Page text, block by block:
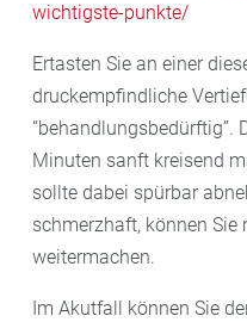
wichtigste-punkte/
Ertasten Sie an einer
druckempfindliche
“behandlungsbedürftig”.
Minuten sanft kreisend
sollte dabei spürbar
schmerzhaft, können
weitermachen.
Im Akutfall können Sie